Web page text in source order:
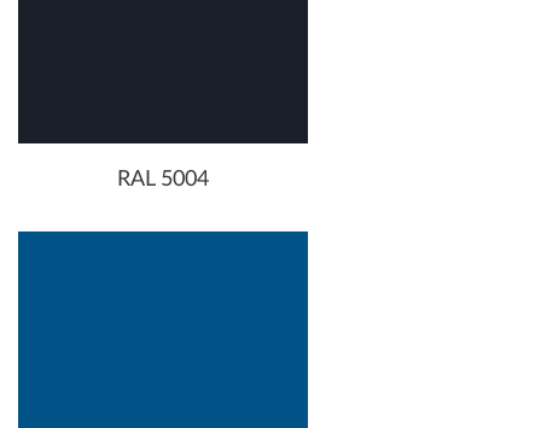
RAL 5004